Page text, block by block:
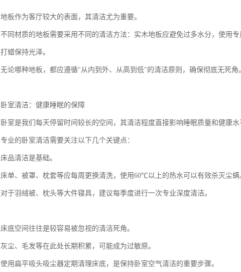
地板作为客厅较大的表面，其清洁尤为重要。
不同材质的地板需要采用不同的清洁方法：实木地板应避免过多水分，使用
打蜡保持光泽。
无论哪种地板，都应遵循"从内到外、从高到低"的清洁原则，确保彻底无死角
卧室清洁：健康睡眠的保障
卧室是我们每天停留时间较长的空间，其清洁程度直接影响睡眠质量和健康水
专业的卧室清洁需要关注以下几个关键点：
床品清洁是基础。
床单、被罩、枕套等应每周更换清洗，使用60℃以上的热水可以有效杀灭尘螨
对于羽绒被、枕头等大件寝具，建议每季度进行一次专业深度清洁。
床底空间往往是较容易被忽视的清洁死角。
灰尘、毛发等在此处长期积累，可能成为过敏原。
使用扁平吸头吸尘器定期清理床底，是保持卧室空气清洁的重要步骤。